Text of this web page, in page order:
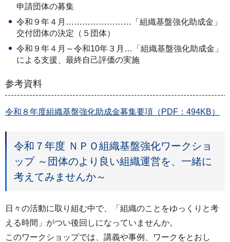
申請団体の募集
令和９年４月……………………「組織基盤強化助成金」
交付団体の決定（５団体）
令和９年４月～令和10年３月…「組織基盤強化助成金」
による支援、最終自己評価の実施
参考資料
令和８年度組織基盤強化助成金募集要項（PDF：494KB）
令和７年度 ＮＰＯ組織基盤強化ワークショ
ップ ～団体のより良い組織運営を、一緒に
考えてみませんか～
日々の活動に取り組む中で、「組織のことをゆっくりと考
える時間」がつい後回しになっていませんか。
このワークショップでは、講義や事例、ワークをとおし